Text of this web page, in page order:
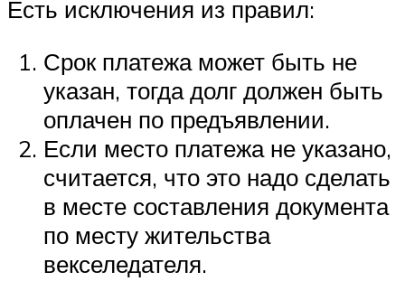
Есть исключения из правил:
Срок платежа может быть не
указан, тогда долг должен быть
оплачен по предъявлении.
Если место платежа не указано,
считается, что это надо сделать
в месте составления документа
по месту жительства
векселедателя.